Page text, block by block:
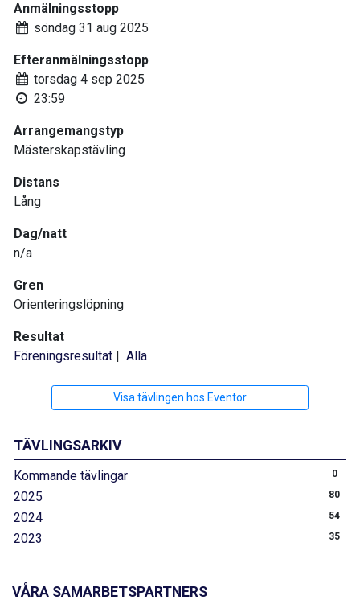
TÄVLINGSARKIV
Kommande tävlingar 0
2025 80
2024 54
2023 35
Anmälningsstopp
söndag 31 aug 2025
Efteranmälningsstopp
torsdag 4 sep 2025
23:59
Arrangemangstyp
Mästerskapstävling
Distans
Lång
Dag/natt
n/a
Gren
Orienteringslöpning
Resultat
Föreningsresultat | Alla
Visa tävlingen hos Eventor
VÅRA SAMARBETSPARTNERS